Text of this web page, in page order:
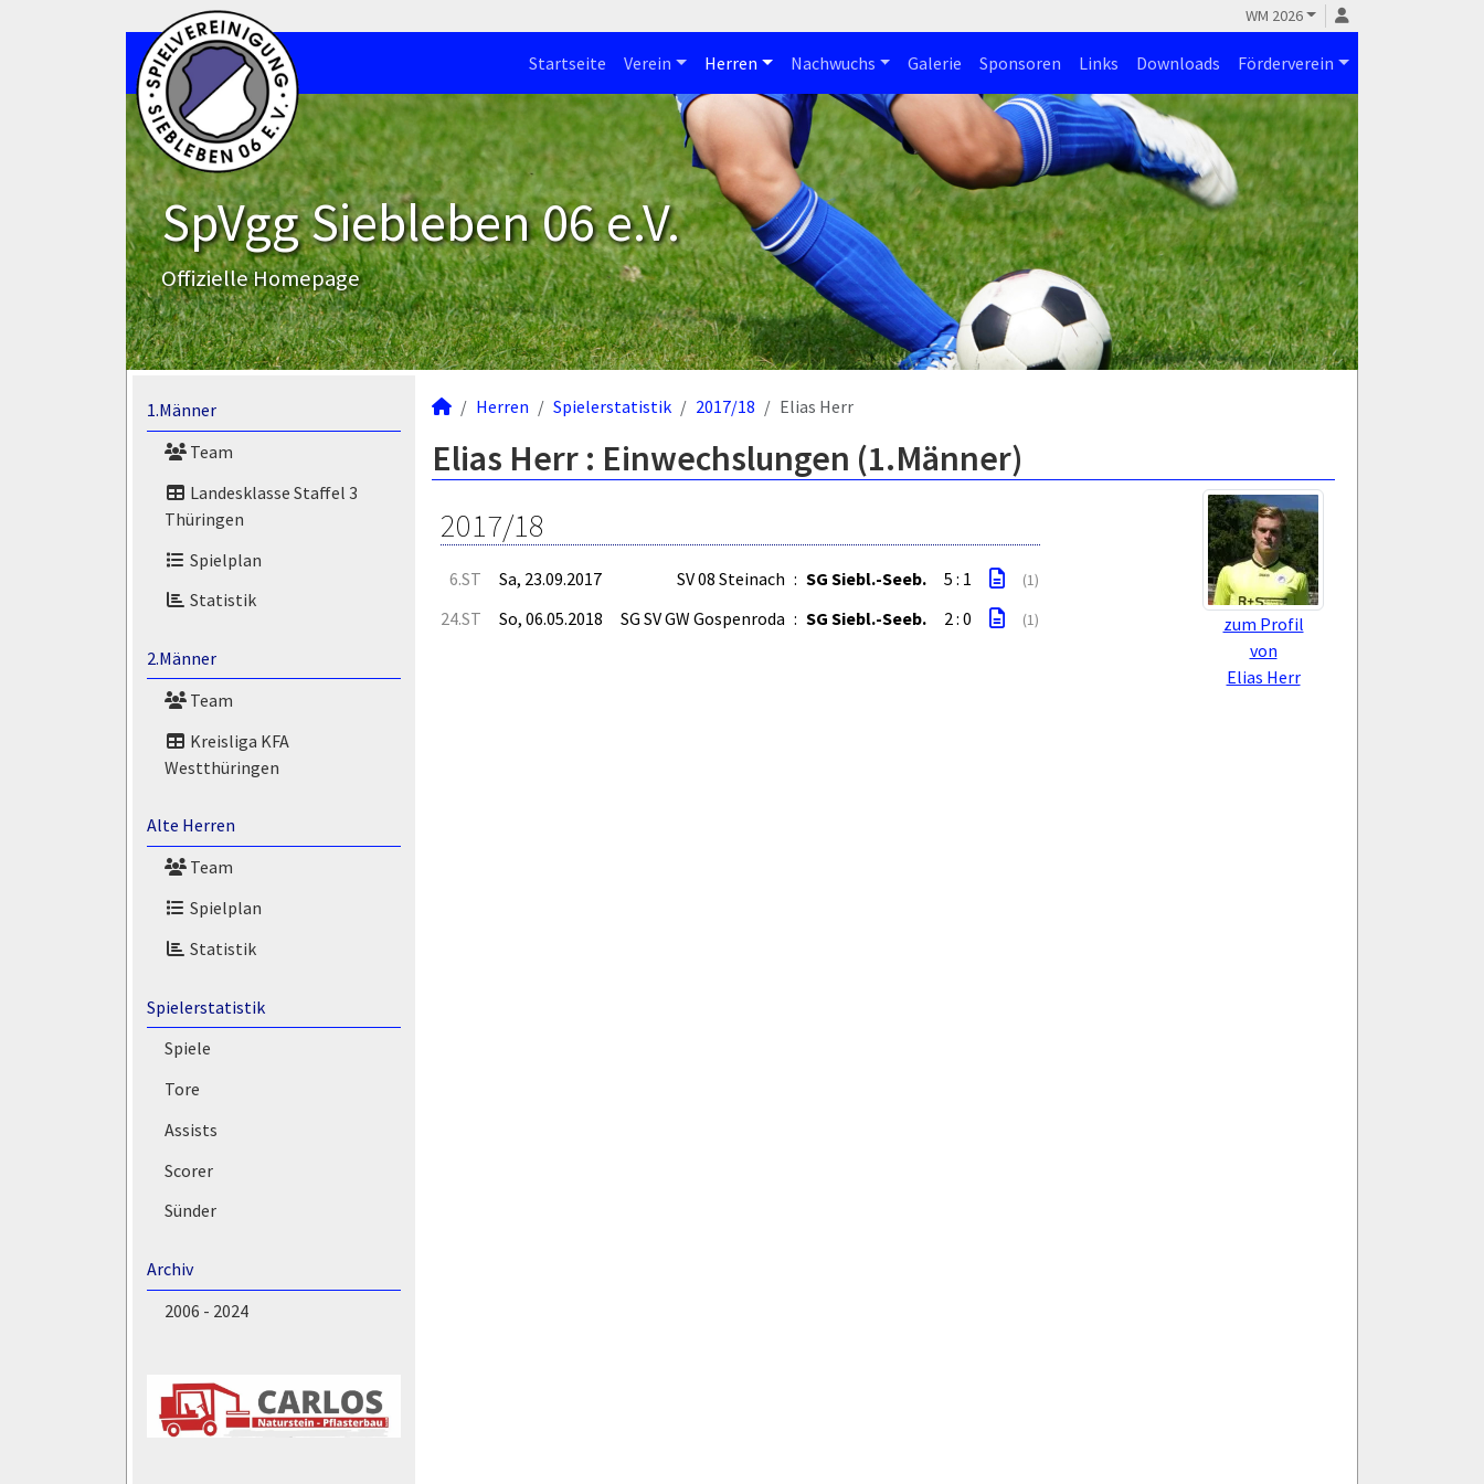
WM 2026
Startseite Verein Herren Nachwuchs Galerie Sponsoren Links Downloads Förderverein
SpVgg Siebleben 06 e.V.
Offizielle Homepage
1.Männer
Team
Landesklasse Staffel 3
Thüringen
Spielplan
Statistik
2.Männer
Team
Kreisliga KFA
Westthüringen
Alte Herren
Team
Spielplan
Statistik
Spielerstatistik
Spiele
Tore
Assists
Scorer
Sünder
Archiv
2006 - 2024
Herren Spielerstatistik 2017/18 Elias Herr
Elias Herr : Einwechslungen (1.Männer)
zum Profil
von
Elias Herr
2017/18
6.ST Sa, 23.09.2017 SV 08 Steinach : SG Siebl.-Seeb. 5 : 1 (1)
24.ST So, 06.05.2018 SG SV GW Gospenroda : SG Siebl.-Seeb. 2 : 0 (1)